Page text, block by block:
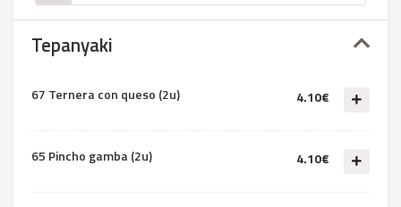
Tepanyaki
67 Ternera con queso (2u) 4.10€
65 Pincho gamba (2u) 4.10€